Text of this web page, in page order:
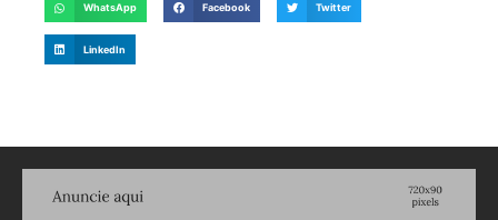
WhatsApp Facebook Twitter
LinkedIn